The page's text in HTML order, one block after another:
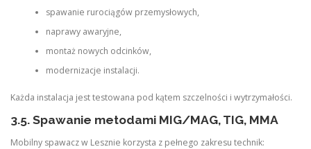
spawanie rurociągów przemysłowych,
naprawy awaryjne,
montaż nowych odcinków,
modernizacje instalacji.
Każda instalacja jest testowana pod kątem szczelności i wytrzymałości.
3.5. Spawanie metodami MIG/MAG, TIG, MMA
Mobilny spawacz w Lesznie korzysta z pełnego zakresu technik: